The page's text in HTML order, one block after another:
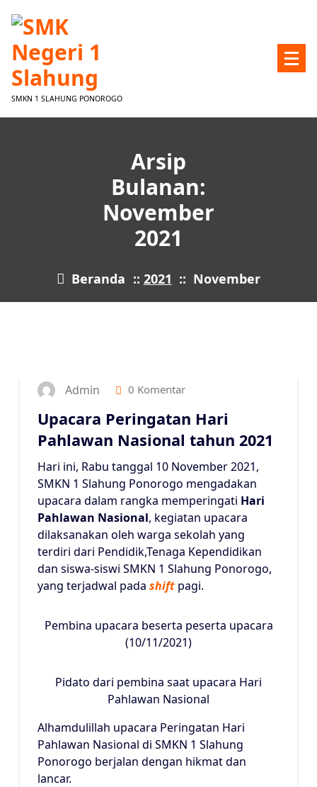
ke
konten
SMKN 1 SLAHUNG PONOROGO
Arsip
Bulanan:
November
2021
Beranda :: 2021 :: November
Admin 0 Komentar
Upacara Peringatan Hari
Pahlawan Nasional tahun 2021
Hari ini, Rabu tanggal 10 November 2021,
SMKN 1 Slahung Ponorogo mengadakan
upacara dalam rangka memperingati Hari
Pahlawan Nasional, kegiatan upacara
dilaksanakan oleh warga sekolah yang
terdiri dari Pendidik,Tenaga Kependidikan
dan siswa-siswi SMKN 1 Slahung Ponorogo,
yang terjadwal pada shift pagi.
Pembina upacara beserta peserta upacara
(10/11/2021)
Pidato dari pembina saat upacara Hari
Pahlawan Nasional
Alhamdulillah upacara Peringatan Hari
Pahlawan Nasional di SMKN 1 Slahung
Ponorogo berjalan dengan hikmat dan
lancar.